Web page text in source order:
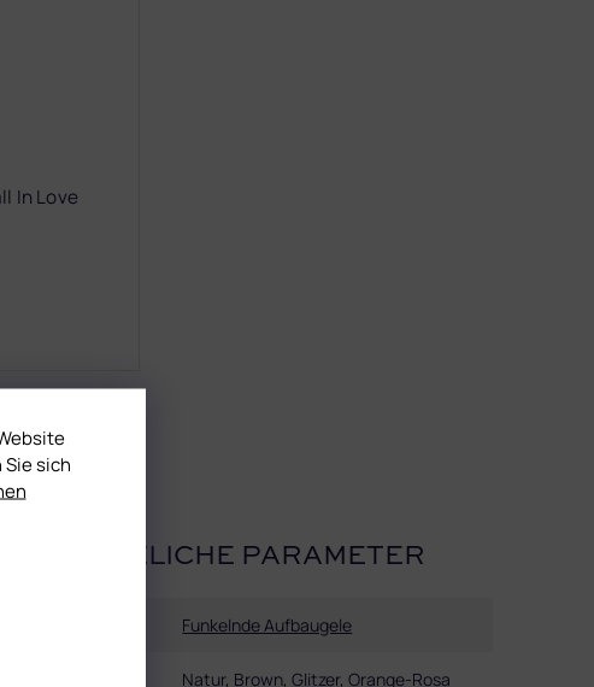
sich
In Love
ZUSÄTZLICHE PARAMETER
Funkelnde Aufbaugele
Natur, Brown,Glitzer,Orange-Rosa